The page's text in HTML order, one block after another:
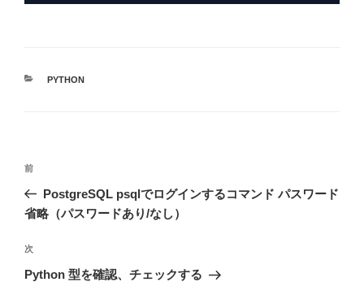
カ
PYTHON
投
ナ
ゲ
ー
前
の
投
前
PostgreSQL psqlでログインするコマンド パスワード
省略（パスワードあり/なし）
次
の
次
Python 型を確認、チェックする